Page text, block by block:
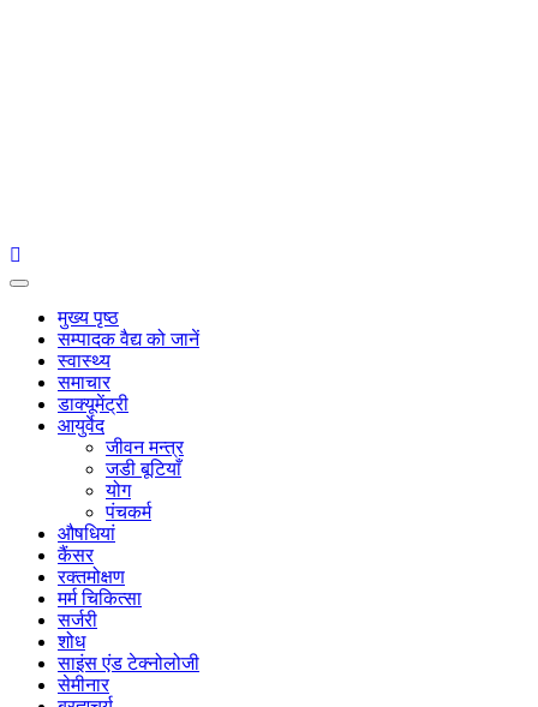
Primary
मुख्य पृष्ठ
सम्पादक वैद्य को जानें
स्वास्थ्य
समाचार
डाक्यूमेंट्री
आयुर्वेद
जीवन मन्त्र
जडी बूटियाँ
योग
पंचकर्म
औषधियां
कैंसर
रक्तमोक्षण
मर्म चिकित्सा
सर्जरी
शोध
साइंस एंड टेक्नोलोजी
सेमीनार